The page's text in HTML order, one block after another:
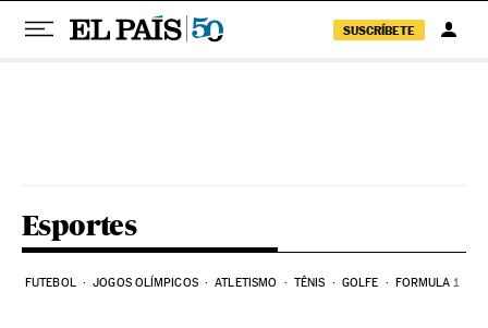
SUSCRÍBETE
Esportes
FUTEBOL JOGOS OLÍMPICOS ATLETISMO TÊNIS GOLFE FORMULA 1